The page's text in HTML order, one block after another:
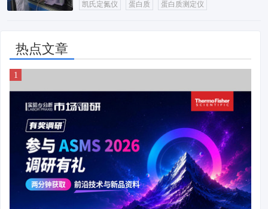
凯氏定氮仪 蛋白质 蛋白质测定仪
热点文章